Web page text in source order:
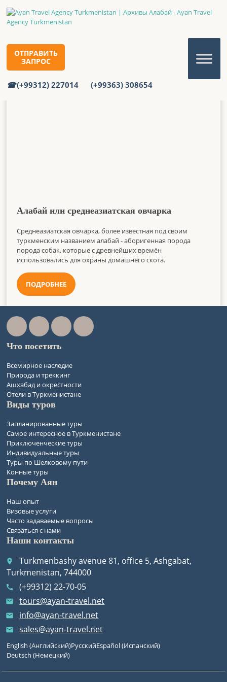
(+99312) 227014 (+99363) 308654
ОТПРАВИТЬ
ЗАПРОС
Главная Алабай
Алабай
Алабай или среднеазиатская овчарка
Среднеазиатская овчарка, более известная под своим
туркменским названием алабай - аборигенная порода
порода собак, которые с древнейших времён
использовались для охраны домашнего скота.
ПОДРОБНЕЕ
Что посетить
Всемирное наследие
Природа и треккинг
Ашхабад и окрестности
Отели в Туркменистане
Виды туров
Запланированные туры
Самое интересное в Туркменистане
Приключенческие туры
Индивидуальные туры
Туры по Шелковому пути
Конные туры
Почему Аян
Наш опыт
Визовые услуги
Часто задаваемые вопросы
Связаться с нами
Наши контакты
place
Turkmenbashy avenue 81, office 5, Ashgabat,
Turkmenistan, 744000
call (+99312) 22-70-05
email tours@ayan-travel.net
email info@ayan-travel.net
email sales@ayan-travel.net
English (Английский)РусскийEspañol(Испанский)
Deutsch (Немецкий)